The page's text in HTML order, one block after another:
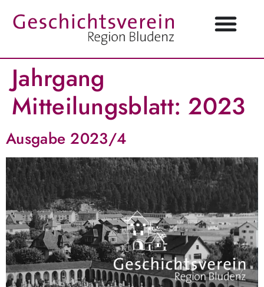
Jahrgang
Mitteilungsblatt: 2023
Ausgabe 2023/4